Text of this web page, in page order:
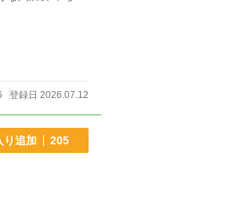
登録日 2026.07.12
り追加 205